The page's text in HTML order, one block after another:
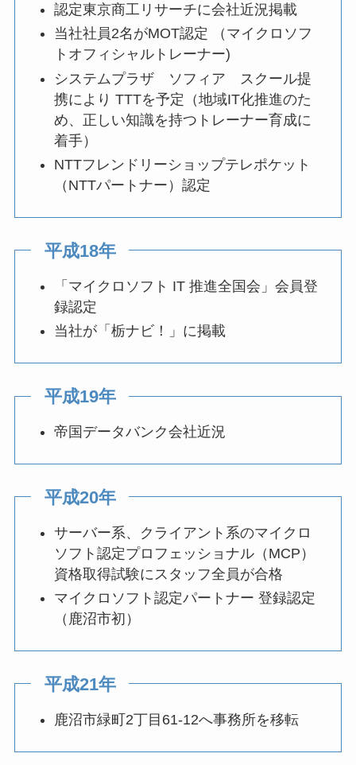
認定東京商工リサーチに会社近況掲載
当社社員2名がMOT認定 （マイクロソフ
トオフィシャルトレーナー)
システムプラザ ソフィア スクール提
携により TTTを予定（地域IT化推進のた
め、正しい知識を持つトレーナー育成に
着手）
NTTフレンドリーショップテレポケット
（NTTパートナー）認定
平成18年
「マイクロソフト IT 推進全国会」会員登
録認定
当社が「栃ナビ！」に掲載
平成19年
帝国データバンク会社近況
平成20年
サーバー系、クライアント系のマイクロ
ソフト認定プロフェッショナル（MCP）
資格取得試験にスタッフ全員が合格
マイクロソフト認定パートナー 登録認定
（鹿沼市初）
平成21年
鹿沼市緑町2丁目61-12へ事務所を移転